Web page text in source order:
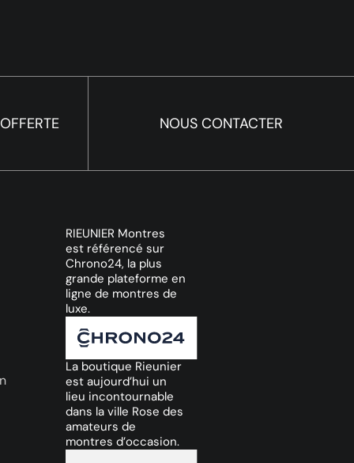
NOUS CONTACTER
RIEUNIER Montres
est référencé sur
Chrono24, la plus
grande plateforme en
ligne de montres de
luxe.
La boutique Rieunier
est aujourd’hui un
lieu incontournable
dans la ville Rose des
amateurs de
montres d’occasion.